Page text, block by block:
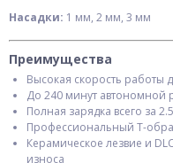
Насадки: 1 мм, 2 мм, 3 мм
Преимущества
Высокая скорость работы
До 240 минут автономной
Полная зарядка всего за
Профессиональный T-
Керамическое лезвие и
износа